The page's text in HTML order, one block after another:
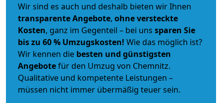
Wir sind es auch und deshalb bieten wir Ihnen
transparente Angebote, ohne versteckte
Kosten, ganz im Gegenteil – bei uns sparen Sie
bis zu 60 % Umzugskosten! Wie das möglich ist?
Wir kennen die besten und günstigsten
Angebotefür den Umzug von Chemnitz.
Qualitative und kompetente Leistungen –
müssen nicht immer übermäßig teuer sein.